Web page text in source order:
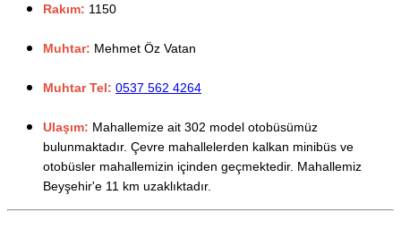
Rakım: 1150
Muhtar: Mehmet Öz Vatan
Muhtar Tel: 0537 562 4264
Ulaşım: Mahallemize ait 302 model otobüsümüz
bulunmaktadır. Çevre mahallelerden kalkan minibüs ve
otobüsler mahallemizin içinden geçmektedir. Mahallemiz
Beyşehir'e 11 km uzaklıktadır.